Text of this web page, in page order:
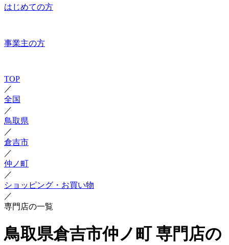
はじめての方
事業主の方
TOP
／
全国
／
鳥取県
／
倉吉市
／
仲ノ町
／
ショッピング・お買い物
／
専門店の一覧
鳥取県倉吉市仲ノ町 専門店の